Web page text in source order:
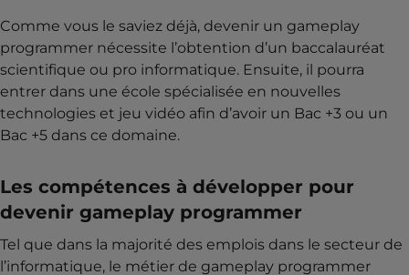
Comme vous le saviez déjà, devenir un gameplay
programmer nécessite l’obtention d’un baccalauréat
scientifique ou pro informatique. Ensuite, il pourra
entrer dans une école spécialisée en nouvelles
technologies et jeu vidéo afin d’avoir un Bac +3 ou un
Bac +5 dans ce domaine.
Les compétences à développer pour
devenir gameplay programmer
Tel que dans la majorité des emplois dans le secteur de
l’informatique, le métier de gameplay programmer